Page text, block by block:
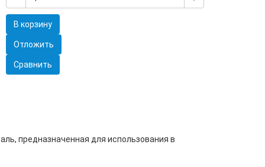
В корзину
Отложить
Сравнить
предназначенная для использования в